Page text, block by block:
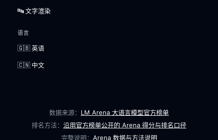
🔤 文字渲染
语言
🇬🇧 英语
🇨🇳 中文
数据来源： LM Arena 大语言模型官方榜单
排名方法： 沿用官方榜单公开的 Arena 得分与排名口径
完整说明： Arena 数据与方法说明